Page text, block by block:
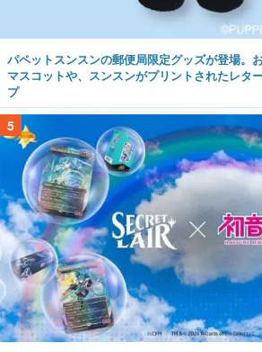
パペットスンスンの郵便局限定グッズが登場。
マスコットや、スンスンがプリントされたレタ
プ
5